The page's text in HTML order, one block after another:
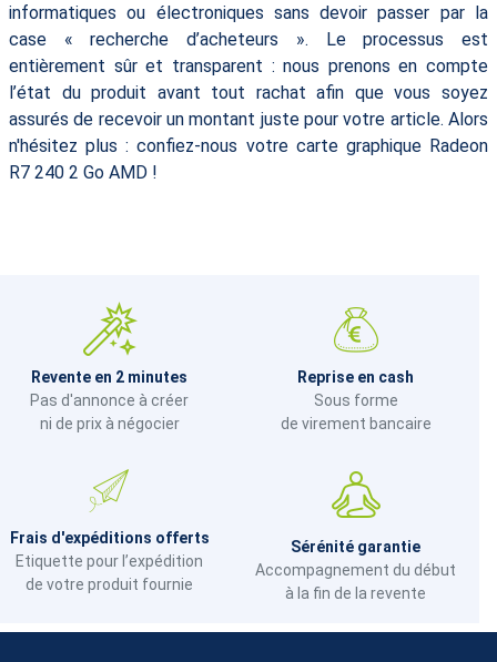
informatiques ou électroniques sans devoir passer par la
case « recherche d’acheteurs ». Le processus est
entièrement sûr et transparent : nous prenons en compte
l’état du produit avant tout rachat afin que vous soyez
assurés de recevoir un montant juste pour votre article. Alors
n'hésitez plus : confiez-nous votre carte graphique Radeon
R7 240 2 Go AMD !
Revente en 2 minutes
Pas d'annonce à créer
ni de prix à négocier
Reprise en cash
Sous forme
de virement bancaire
Frais d'expéditions offerts
Etiquette pour l’expédition
de votre produit fournie
Sérénité garantie
Accompagnement du début
à la fin de la revente